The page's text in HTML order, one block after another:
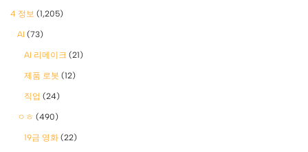
4 정보 (1,205)
AI (73)
AI 리메이크 (21)
제품 로봇 (12)
직업 (24)
ㅇㅎ (490)
19금 영화 (22)